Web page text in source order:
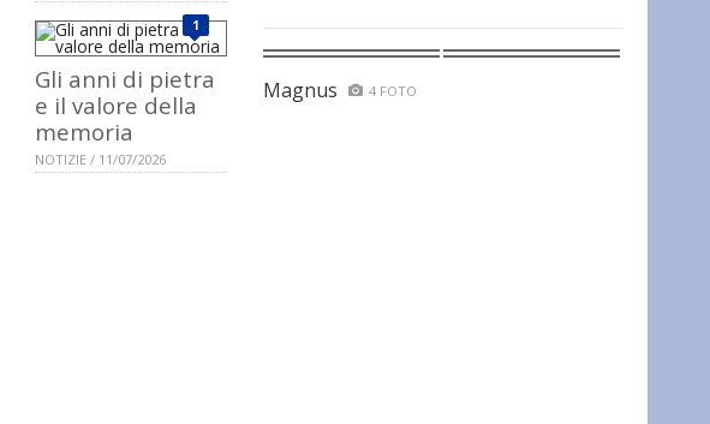
1
Gli anni di pietra
e il valore della
memoria
NOTIZIE / 11/07/2026
Magnus 4 FOTO